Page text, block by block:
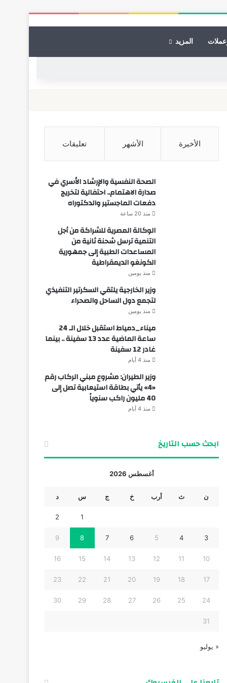
المزيد
الأخيرة الأشهر تعليقات
الصحة النفسية والإرشاد الأسري في
صدارة الاهتمام.. احتفالية لتخريج
دفعات الماجستير والدكتوراه
منذ 20 ساعة
الوكالة المصرية للشراكة من أجل
التنمية ترسل شحنة ثانية من
المساعدات الطبية إلى جمهورية
الكونغو الديمقراطية
منذ يومين
وزير الخارجية يلتقي السكرتير التنفيذي
لتجمع دول الساحل والصحراء
منذ يومين
ميناء_دمياط استقبل خلال الـ 24
ساعة الماضية عدد 13 سفينة .. بينما
غادر 12 سفينة
منذ 4 أيام
وزير الطيران: مشروع مبني الركاب رقم
«4» يأتي بطاقة استيعابية تصل إلى
40 مليون راكب سنوياً
منذ 4 أيام
ابحث حسب التاريخ
أغسطس 2026
ن ث أرب خ ج س د
1
2
3
4
5
6
7
8
9
10
11
12
13
14
15
16
17
18
19
20
21
22
23
24
25
26
27
28
29
30
31
« يوليو